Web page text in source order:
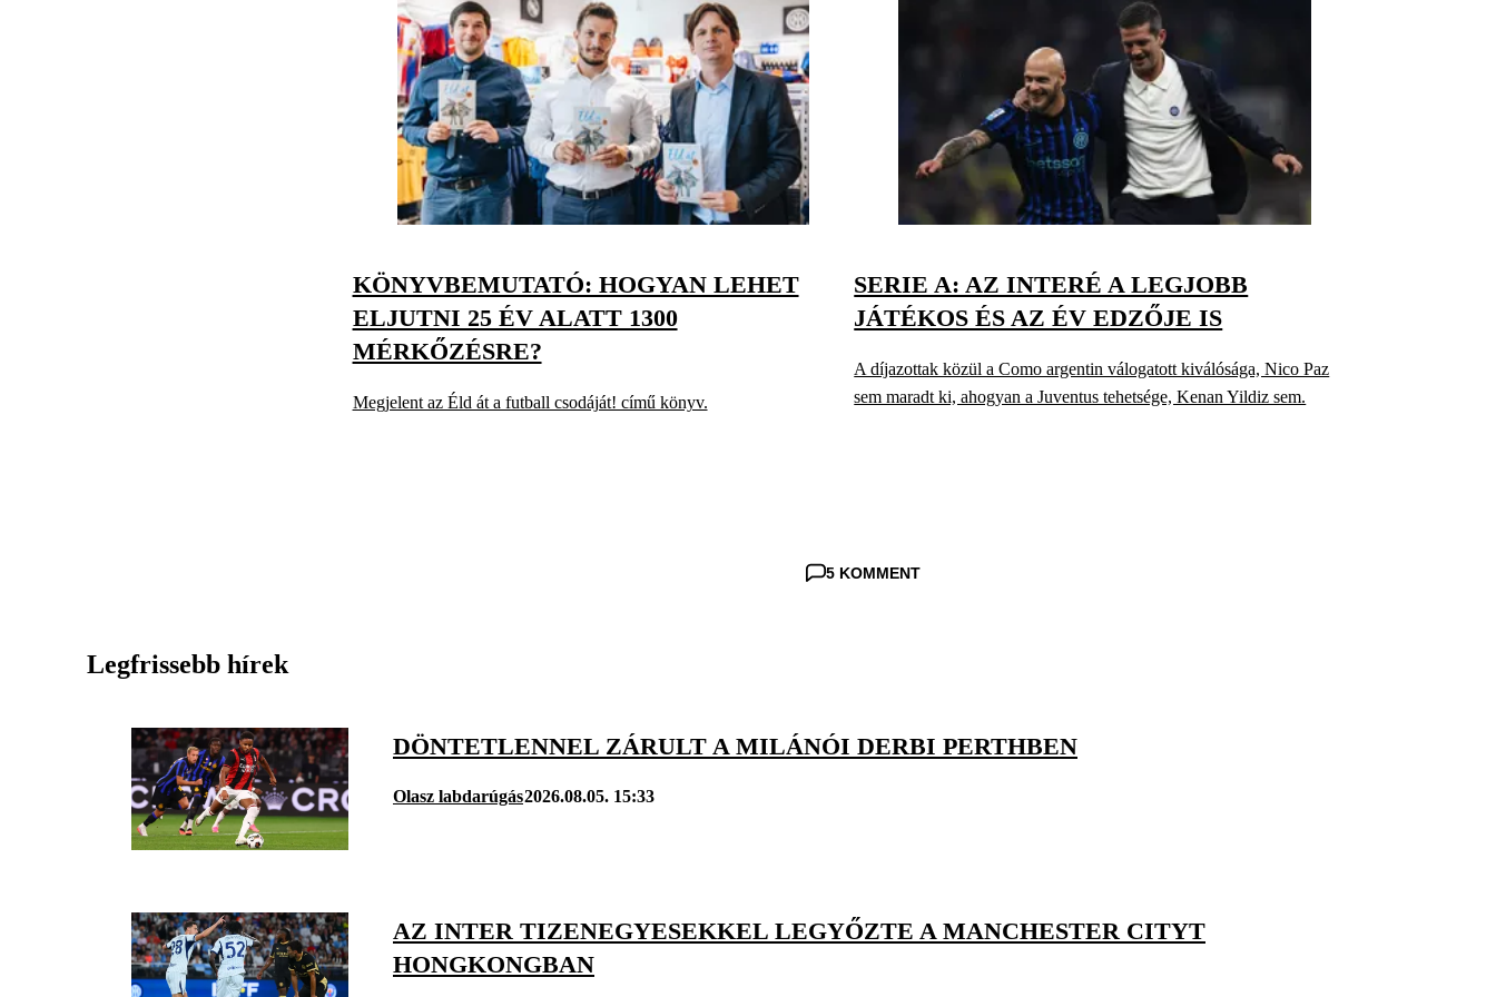
KÖNYVBEMUTATÓ: HOGYAN LEHET
ELJUTNI 25 ÉV ALATT 1300
MÉRKŐZÉSRE?
Megjelent az Éld át a futball csodáját! című könyv.
SERIE A: AZ INTERÉ A LEGJOBB
JÁTÉKOS ÉS AZ ÉV EDZŐJE IS
A díjazottak közül a Como argentin válogatott kiválósága, Nico Paz
sem maradt ki, ahogyan a Juventus tehetsége, Kenan Yildiz sem.
5 KOMMENT
Legfrissebb hírek
DÖNTETLENNEL ZÁRULT A MILÁNÓI DERBI PERTHBEN
Olasz labdarúgás2026.08.05. 15:33
AZ INTER TIZENEGYESEKKEL LEGYŐZTE A MANCHESTER CITYT
HONGKONGBAN